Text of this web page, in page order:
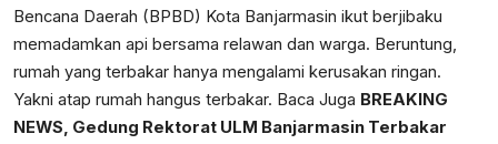
Bencana Daerah (BPBD) Kota Banjarmasin ikut berjibaku
memadamkan api bersama relawan dan warga. Beruntung,
rumah yang terbakar hanya mengalami kerusakan ringan.
Yakni atap rumah hangus terbakar. Baca Juga BREAKING
NEWS, Gedung Rektorat ULM Banjarmasin Terbakar